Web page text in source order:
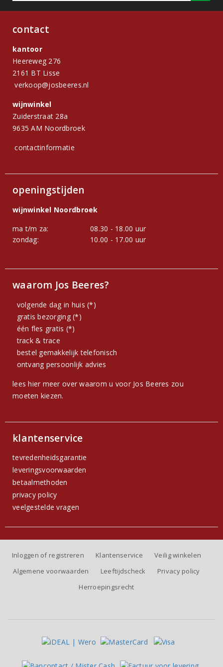
contact
kantoor
Heereweg 276
2161 BT Lisse
verkoop@josbeeres.nl
wijnwinkel
Zuiderstraat 28a
9635 AM Noordbroek
contactinformatie
openingstijden
wijnwinkel Noordbroek
ma t/m za:
08.30 - 18.00 uur
zondag:
10.00 - 17.00 uur
waarom Jos Beeres?
volgende dag in huis (*)
gratis bezorging (*)
één fles gratis (*)
track & trace
bestel gemakkelijk telefonisch
ontvang persoonlijk advies
lees hier meer over waarom u voor Jos Beeres zou
moeten kiezen.
klantenservice
tevredenheidsgarantie
leveringsvoorwaarden
betaalmethoden
privacy policy
veelgestelde vragen
Inloggen of registreren Klantenservice
Veilig winkelen
Algemene voorwaarden
Leeftijdscheck
Privacy policy
Herroepingsrecht